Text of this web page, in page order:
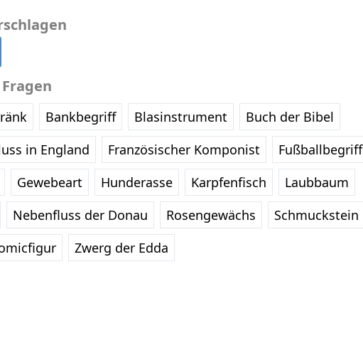
Bankbegriff Blasinstrument
Buch der Bibel
in England Französischer Komponist
Fußballbegriff
Gewebeart Hunderasse Karpfenfisch
Laubbaum
Nebenfluss der Donau Rosengewächs
Schmuckstein
Zwerg der Edda